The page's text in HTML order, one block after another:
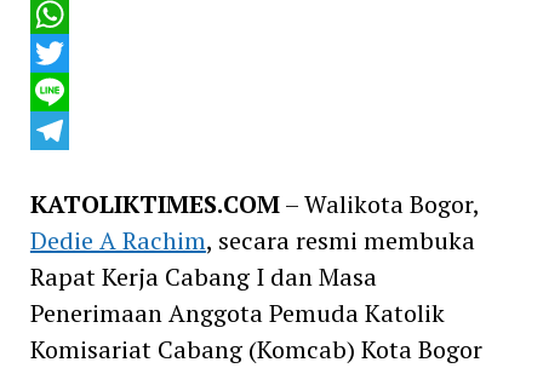
Facebook
WhatsApp
Twitter
Line
KATOLIKTIMES.COM– Walikota Bogor,
Dedie A Rachim, secara resmi membuka
Rapat Kerja Cabang I dan Masa
Penerimaan Anggota Pemuda Katolik
Komisariat Cabang (Komcab) Kota Bogor